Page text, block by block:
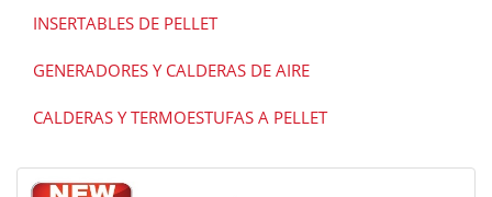
INSERTABLES DE PELLET
GENERADORES Y CALDERAS DE AIRE
CALDERAS Y TERMOESTUFAS A PELLET